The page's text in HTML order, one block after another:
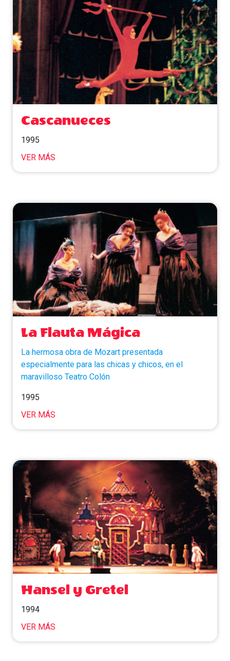
Cascanueces
1995
VER MÁS
La Flauta Mágica
La hermosa obra de Mozart presentada
especialmente para las chicas y chicos, en el
maravilloso Teatro Colón
1995
VER MÁS
Hansel y Gretel
1994
VER MÁS